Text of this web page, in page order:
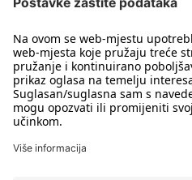
Proizvodi za obrve
Sunce i zaštita
Serumi za lice
Proizvodi za čišćenje lica